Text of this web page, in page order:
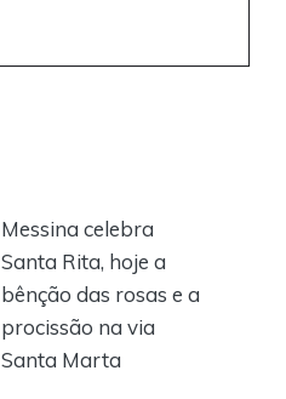
Messina celebra
Santa Rita, hoje a
bênção das rosas e a
procissão na via
Santa Marta